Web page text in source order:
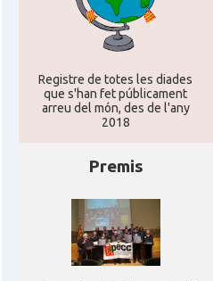
Registre de totes les diades
que s'han fet públicament
arreu del món, des de l'any
2018
Premis